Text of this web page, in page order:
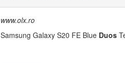
www.olx.ro
Samsung Galaxy S20 FE Blue Duos